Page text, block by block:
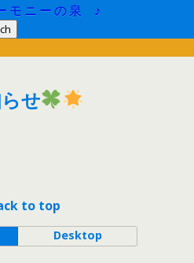
モ ニ ー の 泉 ♪
せ
to top
Desktop